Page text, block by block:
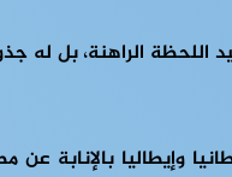
الراهنة، بل له
1891، الذي وُقع بين